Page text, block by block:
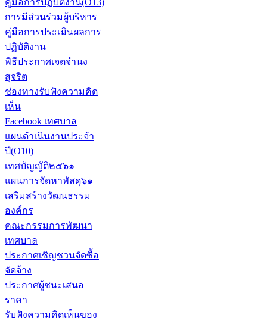
คู่มือการปฏิบัติงาน(O13)
การมีส่วนร่วมผู้บริหาร
คู่มือการประเมินผลการ
ปฏิบัติงาน
พิธีประกาศเจตจำนง
สุจริต
ช่องทางรับฟังความคิด
เห็น
Facebook เทศบาล
แผนดำเนินงานประจำ
ปี(O10)
เทศบัญญัติ๒๕๖๑
แผนการจัดหาพัสดุ๖๑
เสริมสร้างวัฒนธรรม
องค์กร
คณะกรรมการพัฒนา
เทศบาล
ประกาศเชิญชวนจัดซื้อ
จัดจ้าง
ประกาศผู้ชนะเสนอ
ราคา
รับฟังความคิดเห็นของ